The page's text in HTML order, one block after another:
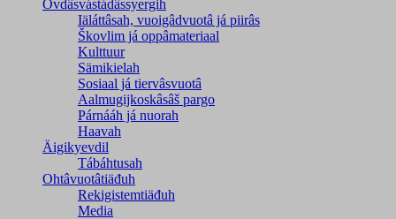
Ovdâsvástádâssyergih
Iäláttâsah, vuoigâdvuotâ já piirâs
Škovlim já oppâmateriaal
Kulttuur
Sämikielah
Sosiaal já tiervâsvuotâ
Aalmugijkoskâsâš pargo
Párnááh já nuorah
Haavah
Äigikyevdil
Tábáhtusah
Ohtâvuotâtiäđuh
Rekigistemtiäđuh
Media